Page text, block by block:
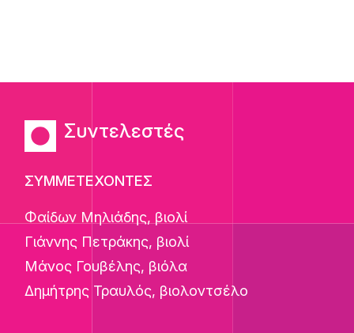
Συντελεστές
ΣΥΜΜΕΤΕΧΟΝΤΕΣ
Φαίδων Μηλιάδης, βιολί
Γιάννης Πετράκης, βιολί
Μάνος Γουβέλης, βιόλα
Δημήτρης Τραυλός, βιολοντσέλο